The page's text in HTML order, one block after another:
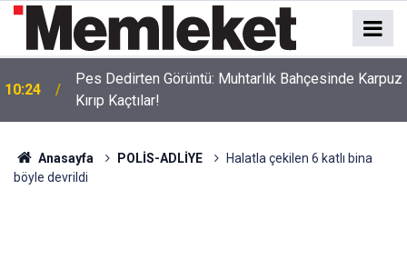
10:24
Pes Dedirten Görüntü: Muhtarlık Bahçesinde Karpuz
Kırıp Kaçtılar!
10:23
Zirai Donun Etkileri Bu Sezon da Hissediliyor:
Ankara Kirazında Hedef 80 Ton
Anasayfa POLİS-ADLİYE
Halatla çekilen 6 katlı bina
böyle devrildi